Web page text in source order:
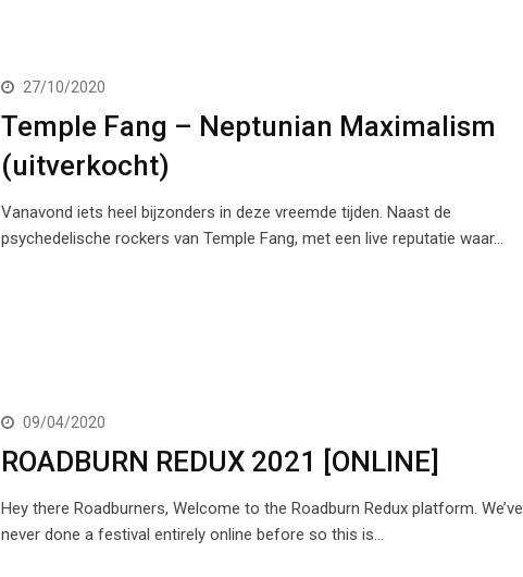
27/10/2020
Temple Fang – Neptunian Maximalism
(uitverkocht)
Vanavond iets heel bijzonders in deze vreemde tijden. Naast de
psychedelische rockers van Temple Fang, met een live reputatie waar…
09/04/2020
ROADBURN REDUX 2021 [ONLINE]
Hey there Roadburners, Welcome to the Roadburn Redux platform. We’ve
never done a festival entirely online before so this is…